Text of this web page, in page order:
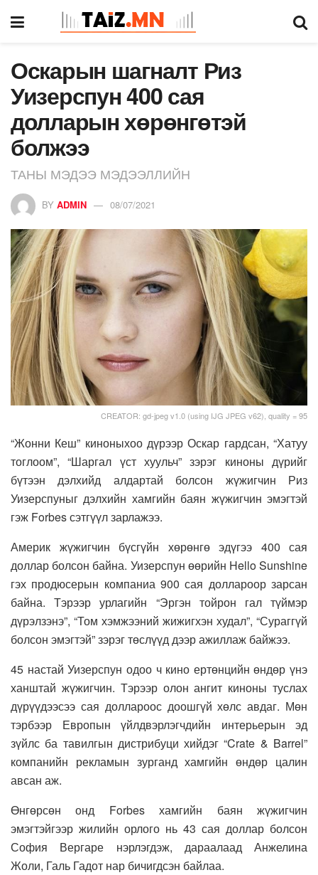
Оскарын шагналт Риз
Уизерспун 400 сая
долларын хөрөнгөтэй
болжээ
ТАНЫ МЭДЭЭ МЭДЭЭЛЛИЙН
BY ADMIN 08/07/2021
CREATOR: gd-jpeg v1.0 (using IJG JPEG v62), quality = 95
“Жонни Кеш” киноныхоо дүрээр Оскар гардсан, “Хатуу
тоглоом”, “Шаргал үст хуульч” зэрэг киноны дүрийг
бүтээн дэлхийд алдартай болсон жүжигчин Риз
Уизерспуныг дэлхийн хамгийн баян жүжигчин эмэгтэй
гэж Forbes сэтгүүл зарлажээ.
Америк жүжигчин бүсгүйн хөрөнгө эдүгээ 400 сая
доллар болсон байна. Уизерспун өөрийн Hello Sunshine
гэх продюсерын компаниа 900 сая доллароор зарсан
байна. Тэрээр урлагийн “Эргэн тойрон гал түймэр
дүрэлзэнэ”, “Том хэмжээний жижигхэн худал”, “Сураггүй
болсон эмэгтэй” зэрэг төслүүд дээр ажиллаж байжээ.
45 настай Уизерспун одоо ч кино ертөнцийн өндөр үнэ
ханштай жүжигчин. Тэрээр олон ангит киноны туслах
дүрүүдээсээ сая доллароос доошгүй хөлс авдаг. Мөн
тэрбээр Европын үйлдвэрлэгчдийн интерьерын эд
зүйлс ба тавилгын дистрибуци хийдэг “Crate & Barrel”
компанийн рекламын зурганд хамгийн өндөр цалин
авсан аж.
Өнгөрсөн онд Forbes хамгийн баян жүжигчин
эмэгтэйгээр жилийн орлого нь 43 сая доллар болсон
София Вергаре нэрлэгдэж, дараалаад Анжелина
Жоли, Галь Гадот нар бичигдсэн байлаа.